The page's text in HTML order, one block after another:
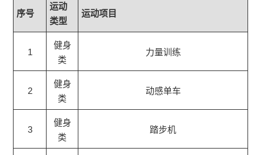
序号
运动
类型
运动项目
1
健身
类
力量训练
2
健身
类
动感单车
3
健身
类
踏步机